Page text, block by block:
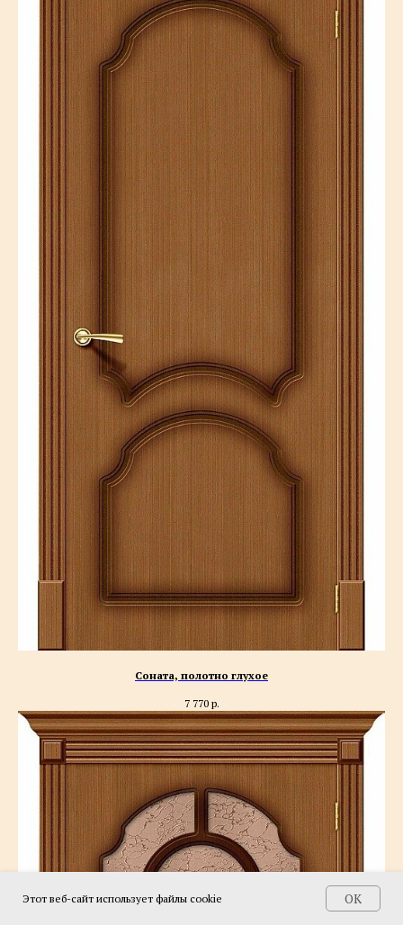
Соната, полотно глухое
7 770 р.
Этот веб-сайт использует файлы cookie OK